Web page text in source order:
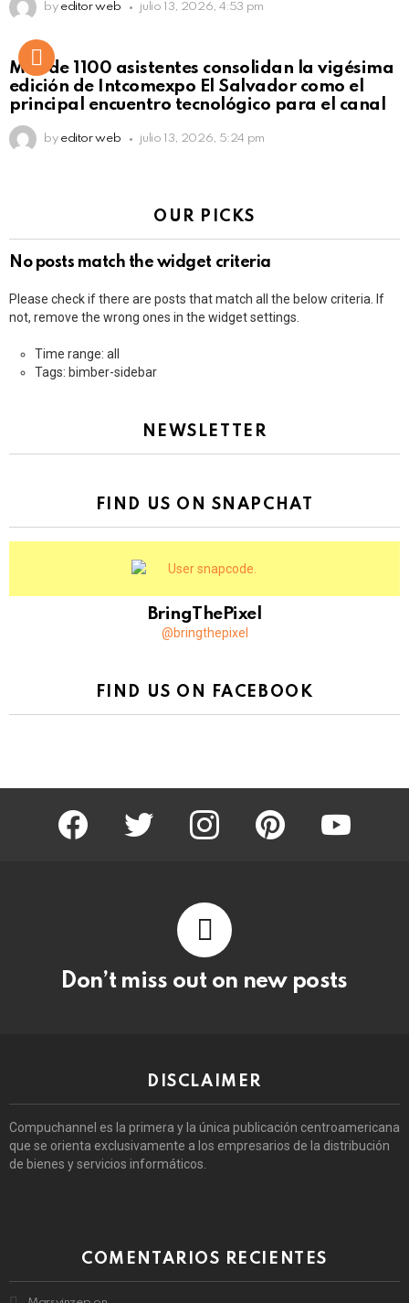
by editor web julio 13, 2026, 4:53 pm
Más de 1100 asistentes consolidan la vigésima
edición de Intcomexpo El Salvador como el
principal encuentro tecnológico para el canal
by editor web julio 13, 2026, 5:24 pm
OUR PICKS
No posts match the widget criteria
Please check if there are posts that match all the below criteria. If
not, remove the wrong ones in the widget settings.
Time range: all
Tags: bimber-sidebar
NEWSLETTER
FIND US ON SNAPCHAT
BringThePixel
@bringthepixel
FIND US ON FACEBOOK
facebook twitter instagram pinterest youtube
Don’t miss out on new posts
DISCLAIMER
Compuchannel es la primera y la única publicación centroamericana
que se orienta exclusivamente a los empresarios de la distribución
de bienes y servicios informáticos.
COMENTARIOS RECIENTES